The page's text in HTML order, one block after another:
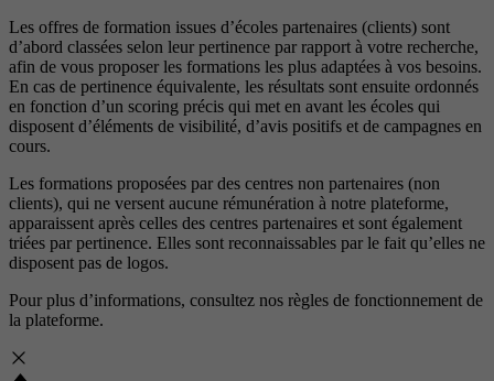
Les offres de formation issues d’écoles partenaires (clients) sont
d’abord classées selon leur pertinence par rapport à votre recherche,
afin de vous proposer les formations les plus adaptées à vos besoins.
En cas de pertinence équivalente, les résultats sont ensuite ordonnés
en fonction d’un scoring précis qui met en avant les écoles qui
disposent d’éléments de visibilité, d’avis positifs et de campagnes en
cours.
Les formations proposées par des centres non partenaires (non
clients), qui ne versent aucune rémunération à notre plateforme,
apparaissent après celles des centres partenaires et sont également
triées par pertinence. Elles sont reconnaissables par le fait qu’elles ne
disposent pas de logos.
Pour plus d’informations, consultez nos règles de fonctionnement de
la plateforme.